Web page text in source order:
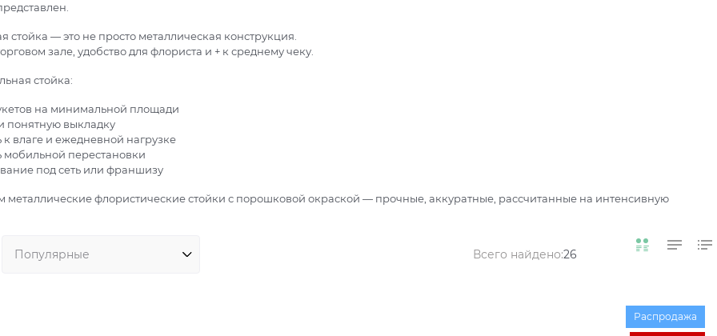
стойка — это не просто металлическая конструкция.
зале, удобство для флориста и + к среднему чеку.
стойка:
на минимальной площади
понятную выкладку
к влаге и ежедневной нагрузке
перестановки
под сеть или франшизу
флористические стойки с порошковой окраской — прочные, аккуратные, рассчитанные на интенсивную
Всего найдено:26
Распродажа